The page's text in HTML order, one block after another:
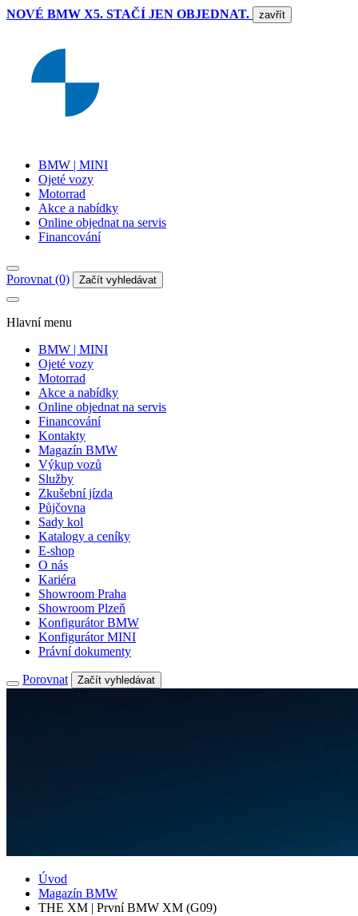
NOVÉ BMW X5. STAČÍ JEN OBJEDNAT. zavřít
BMW | MINI
Ojeté vozy
Motorrad
Akce a nabídky
Online objednat na servis
Financování
Porovnat (0) Začít vyhledávat
Hlavní menu
BMW | MINI
Ojeté vozy
Motorrad
Akce a nabídky
Online objednat na servis
Financování
Kontakty
Magazín BMW
Výkup vozů
Služby
Zkušební jízda
Půjčovna
Sady kol
Katalogy a ceníky
E-shop
O nás
Kariéra
Showroom Praha
Showroom Plzeň
Konfigurátor BMW
Konfigurátor MINI
Právní dokumenty
Porovnat Začít vyhledávat
Úvod
Magazín BMW
THE XM | První BMW XM (G09)